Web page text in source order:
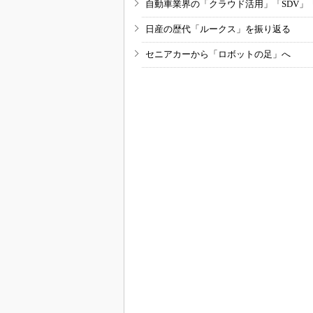
自動車業界の「クラウド活用」「SDV
日産の歴代「ルークス」を振り返る
セニアカーから「ロボットの足」へ